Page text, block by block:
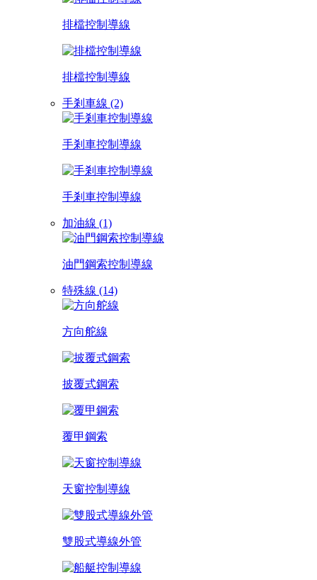
排檔控制導線
排檔控制導線
手剎車線 (2)
手剎車控制導線
手剎車控制導線
加油線 (1)
油門鋼索控制導線
特殊線 (14)
方向舵線
披覆式鋼索
覆甲鋼索
天窗控制導線
雙股式導線外管